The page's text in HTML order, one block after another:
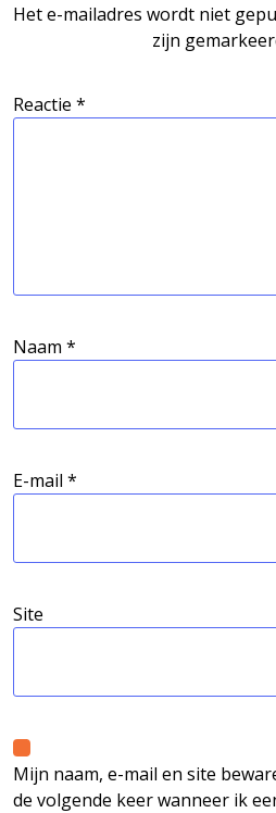
Het e-mailadres wordt niet
zijn
Reactie *
Naam *
E-mail *
Site
Mijn naam, e-mail en site
de volgende keer wanneer ik